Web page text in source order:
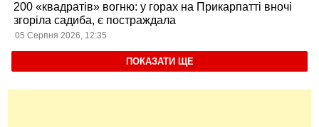
200 «квадратів» вогню: у горах на Прикарпатті вночі
згоріла садиба, є постраждала
05 Серпня 2026, 12:35
ПОКАЗАТИ ЩЕ